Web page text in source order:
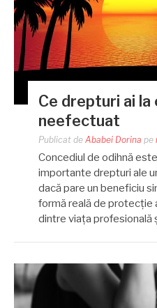
Ce drepturi ai la
neefectuat
Publicat de Ababei Dorina pe
Concediul de odihnă
importante drepturi ale
dacă pare un beneficiu
formă reală de protecție
dintre viața profesională